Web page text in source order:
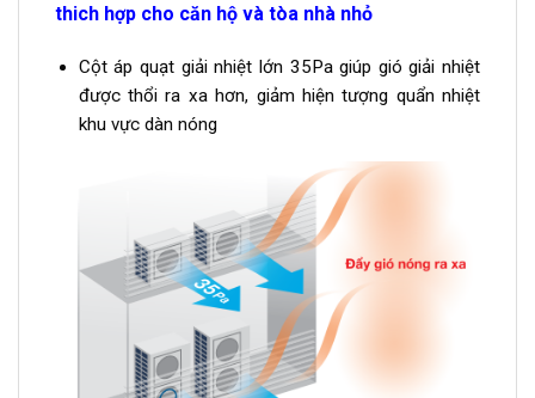
thich hợp cho căn hộ và tòa nhà nhỏ
Cột áp quạt giải nhiệt lớn 35Pa giúp gió giải nhiệt
được thổi ra xa hơn, giảm hiện tượng quẩn nhiệt
khu vực dàn nóng